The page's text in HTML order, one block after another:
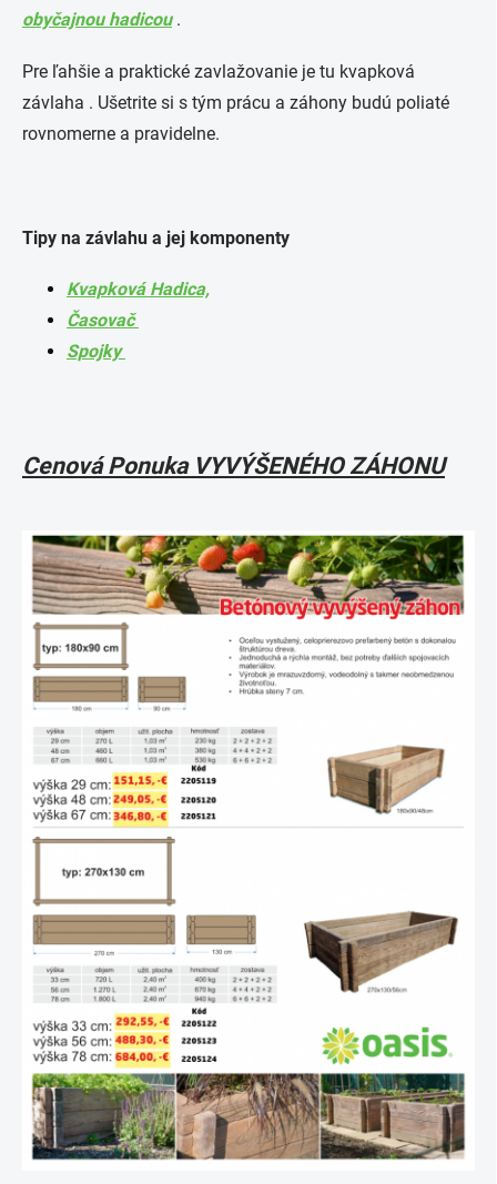
obyčajnou hadicou.
Pre ľahšie a praktické zavlažovanie je tu kvapková
závlaha . Ušetrite si s tým prácu a záhony budú poliaté
rovnomerne a pravidelne.
Tipy na závlahu a jej komponenty
Kvapková Hadica,
Časovač
Spojky
Cenová Ponuka VYVÝŠENÉHO ZÁHONU